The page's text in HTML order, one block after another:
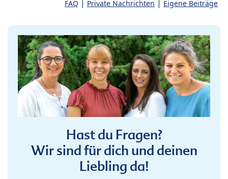
FAQ | Private Nachrichten | Eigene Beiträge
Hast du Fragen?
Wir sind für dich und deinen
Liebling da!